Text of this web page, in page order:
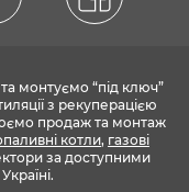
монтуємо “під ключ”
з рекуперацією
продаж та монтаж
котли, газові
за доступними